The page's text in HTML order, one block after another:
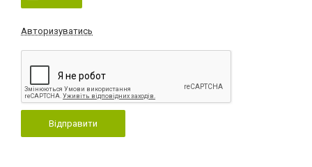
Авторизуватись
Відправити